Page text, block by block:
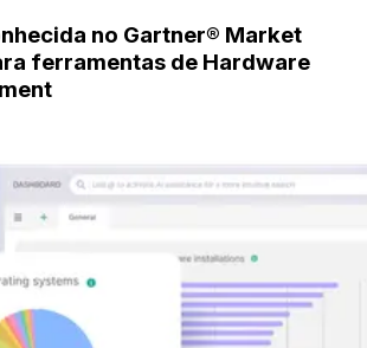
no Gartner® Market
ferramentas de Hardware